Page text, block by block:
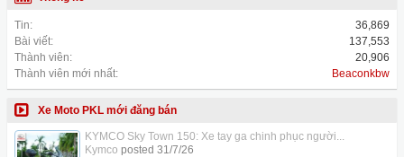
Tin:
36,869
Bài viết:
137,553
Thành viên:
20,906
Thành viên mới nhất:
Beaconkbw
Xe Moto PKL mới đăng bán
KYMCO Sky Town 150: Xe tay ga chinh phục người...
Kymco posted 31/7/26